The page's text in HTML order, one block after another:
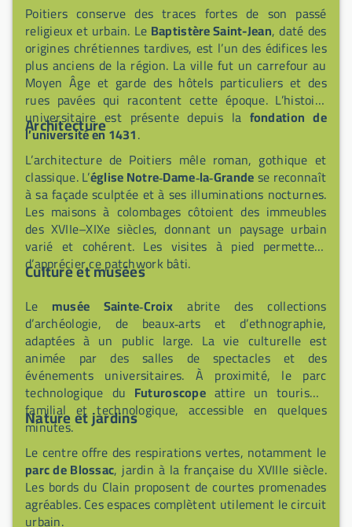
Poitiers conserve des traces fortes de son passé
religieux et urbain. Le Baptistère Saint-Jean, daté des
origines chrétiennes tardives, est l’un des édifices les
plus anciens de la région. La ville fut un carrefour au
Moyen Âge et garde des hôtels particuliers et des
rues pavées qui racontent cette époque. L’histoire
universitaire est présente depuis la fondation de
l’université en 1431.
Architecture
L’architecture de Poitiers mêle roman, gothique et
classique. L’église Notre‑Dame‑la‑Grandese reconnaît
à sa façade sculptée et à ses illuminations nocturnes.
Les maisons à colombages côtoient des immeubles
des XVIIe–XIXe siècles, donnant un paysage urbain
varié et cohérent. Les visites à pied permettent
d’apprécier ce patchwork bâti.
Culture et musées
Le musée Sainte‑Croixabrite des collections
d’archéologie, de beaux‑arts et d’ethnographie,
adaptées à un public large. La vie culturelle est
animée par des salles de spectacles et des
événements universitaires. À proximité, le parc
technologique du Futuroscopeattire un tourisme
familial et technologique, accessible en quelques
minutes.
Nature et jardins
Le centre offre des respirations vertes, notamment le
parc de Blossac, jardin à la française du XVIIIe siècle.
Les bords du Clain proposent de courtes promenades
agréables. Ces espaces complètent utilement le circuit
urbain.